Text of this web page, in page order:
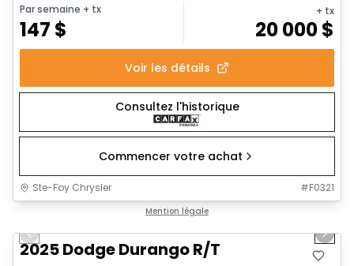
Par semaine + tx
147 $
+ tx
20 000$
Voir les détails
Consultez l'historique
Commencer votre achat
Ste-Foy Chrysler #F0321
Mention légale
Previous slide Next
2025 Dodge Durango R/T